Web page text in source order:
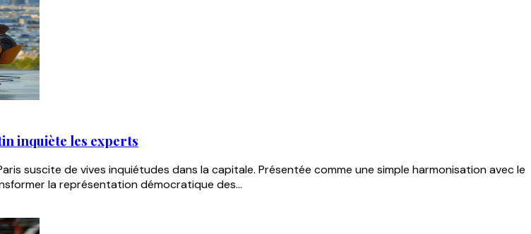
inquiète les experts
suscite de vives inquiétudes dans la capitale. Présentée comme une simple harmonisation avec le
la représentation démocratique des...